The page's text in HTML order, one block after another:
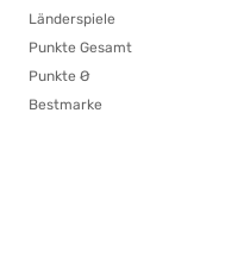
Länderspiele
Punkte Gesamt
Punkte Ø
Bestmarke